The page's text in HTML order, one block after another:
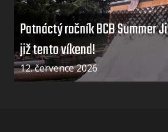
Patnáctý ročník BCB Summer
již tento víkend!
12. července 2026